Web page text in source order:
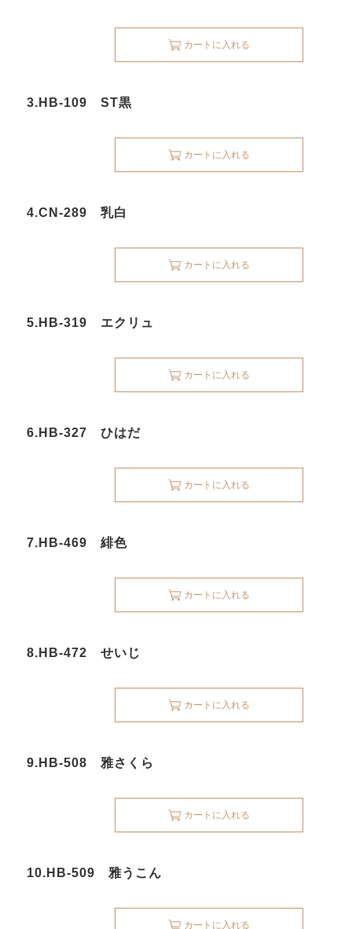
カートに入れる
3.HB-109 ST黒
カートに入れる
4.CN-289 乳白
カートに入れる
5.HB-319 エクリュ
カートに入れる
6.HB-327 ひはだ
カートに入れる
7.HB-469 緋色
カートに入れる
8.HB-472 せいじ
カートに入れる
9.HB-508 雅さくら
カートに入れる
10.HB-509 雅うこん
カートに入れる